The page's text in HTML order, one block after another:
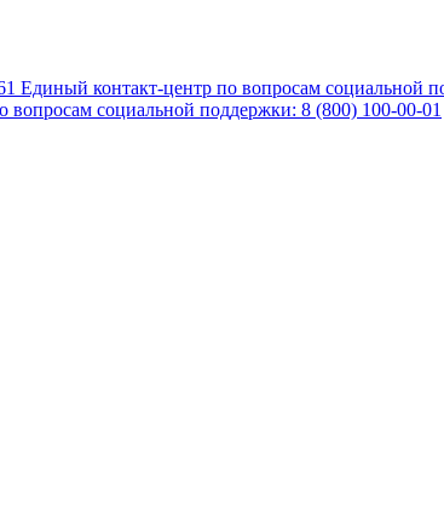
Единый контакт-центр по вопросам социальной
вопросам социальной поддержки: 8 (800) 100-00-01